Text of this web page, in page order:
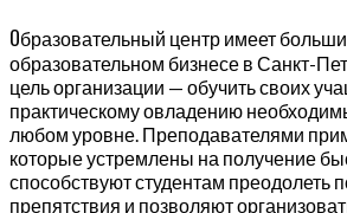
Образовательный центр имеет
образовательном бизнесе в Санкт-
цель организации — обучить своих
практическому овладению
любом уровне. Преподавателями
которые устремлены на получение
способствуют студентам преодолеть
препятствия и позволяют